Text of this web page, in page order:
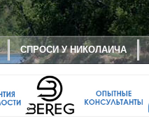
СПРОСИ У НИКОЛАИЧА